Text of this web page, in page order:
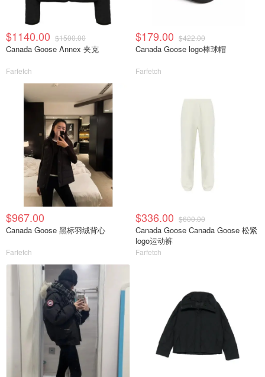
$1140.00 $1500.00
Canada Goose Annex 夹克
Farfetch
$179.00 $422.00
Canada Goose logo棒球帽
Farfetch
$967.00
Canada Goose 黑标羽绒背心
Farfetch
$336.00 $600.00
Canada Goose Canada Goose 松紧
logo运动裤
Farfetch